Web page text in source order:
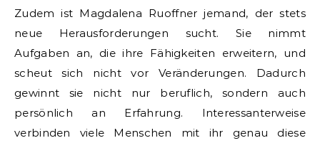
Zudem ist Magdalena Ruoffner jemand, der stets
neue Herausforderungen sucht. Sie nimmt
Aufgaben an, die ihre Fähigkeiten erweitern, und
scheut sich nicht vor Veränderungen. Dadurch
gewinnt sie nicht nur beruflich, sondern auch
persönlich an Erfahrung. Interessanterweise
verbinden viele Menschen mit ihr genau diese